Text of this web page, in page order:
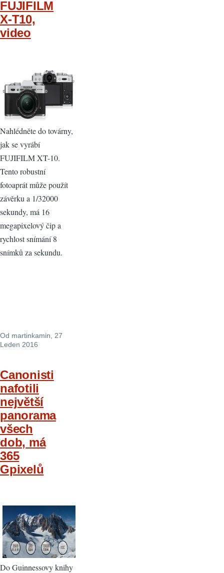
FUJIFILM
X-T10,
video
Nahlédněte do továrny,
jak se vyrábí
FUJIFILM XT-10.
Tento robustní
fotoaprát může použít
závěrku a 1/32000
sekundy, má 16
megapixelový čip a
rychlost snímání 8
snímků za sekundu.
Od martinkamin , 27
Leden 2016
Canonisti
nafotili
největší
panorama
všech
dob, má
365
Gpixelů
Do Guinnessovy knihy